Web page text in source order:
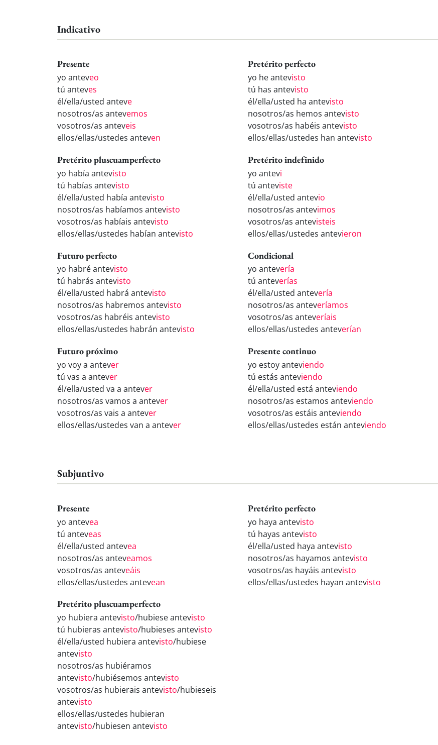
Indicativo
Presente
yo anteveo
tú anteves
él/ella/usted anteve
nosotros/as antevemos
vosotros/as anteveis
ellos/ellas/ustedes anteven
Pretérito perfecto
yo he antevisto
tú has antevisto
él/ella/usted ha antevisto
nosotros/as hemos antevisto
vosotros/as habéis antevisto
ellos/ellas/ustedes han antevisto
Pretérito pluscuamperfecto
yo había antevisto
tú habías antevisto
él/ella/usted había antevisto
nosotros/as habíamos antevisto
vosotros/as habíais antevisto
ellos/ellas/ustedes habían antevisto
Pretérito indefinido
yo antevi
tú anteviste
él/ella/usted antevio
nosotros/as antevimos
vosotros/as antevisteis
ellos/ellas/ustedes antevieron
Futuro perfecto
yo habré antevisto
tú habrás antevisto
él/ella/usted habrá antevisto
nosotros/as habremos antevisto
vosotros/as habréis antevisto
ellos/ellas/ustedes habrán antevisto
Condicional
yo antevería
tú anteverías
él/ella/usted antevería
nosotros/as anteveríamos
vosotros/as anteveríais
ellos/ellas/ustedes anteverían
Futuro próximo
yo voy a antever
tú vas a antever
él/ella/usted va a antever
nosotros/as vamos a antever
vosotros/as vais a antever
ellos/ellas/ustedes van a antever
Presente continuo
yo estoy anteviendo
tú estás anteviendo
él/ella/usted está anteviendo
nosotros/as estamos anteviendo
vosotros/as estáis anteviendo
ellos/ellas/ustedes están anteviendo
Subjuntivo
Presente
yo antevea
tú anteveas
él/ella/usted antevea
nosotros/as anteveamos
vosotros/as anteveáis
ellos/ellas/ustedes antevean
Pretérito perfecto
yo haya antevisto
tú hayas antevisto
él/ella/usted haya antevisto
nosotros/as hayamos antevisto
vosotros/as hayáis antevisto
ellos/ellas/ustedes hayan antevisto
Pretérito pluscuamperfecto
yo hubiera antevisto/hubiese antevisto
tú hubieras antevisto/hubieses antevisto
él/ella/usted hubiera antevisto/hubiese
antevisto
nosotros/as hubiéramos
antevisto/hubiésemos antevisto
vosotros/as hubierais antevisto/hubieseis
antevisto
ellos/ellas/ustedes hubieran
antevisto/hubiesen antevisto